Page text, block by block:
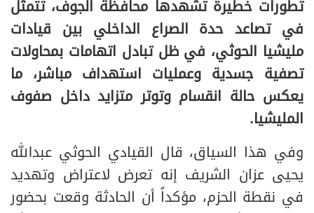
تطورات خطيرة تشهدها محافظة الجوف، تتمثل
في تصاعد حدة الصراع الداخلي بين قيادات
مليشيا الحوثي، في ظل تبادل اتهامات بمحاولات
تصفية جسدية وعمليات استهداف مباشر، ما
يعكس حالة انقسام وتوتر متزايد داخل صفوف
المليشيا.
وفي هذا السياق، قال القيادي الحوثي عبدالله
يحيى عزان الشريف إنه تعرض لاعتراض وتهديد
في نقطة الحزم، مؤكداً أن الحادثة وقعت بحضور